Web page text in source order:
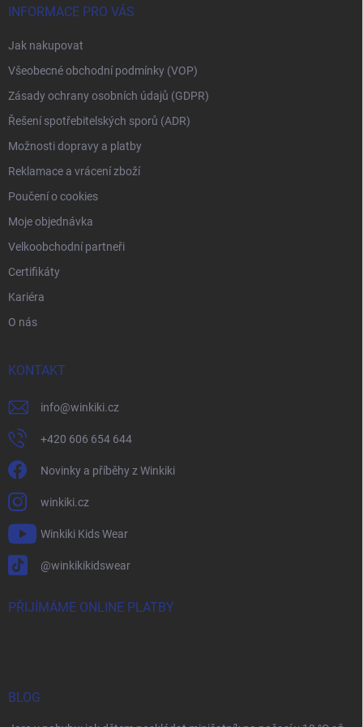
INFORMACE PRO VÁS
Jak nakupovat
Všeobecné obchodní podmínky (VOP)
Zásady ochrany osobních údajů (GDPR)
Řešení spotřebitelských sporů (ADR)
Možnosti dopravy a platby
Reklamace a vrácení zboží
Poučení o cookies
Moje objednávka
Velkoobchodní partneři
Certifikáty
Kariéra
O nás
KONTAKT
info@winkiki.cz
+420 606 654 644
Novinky a příběhy z Winkiki
winkiki.cz
Winkiki Kids Wear
@winkikikidswear
PŘIJÍMÁME ONLINE PLATBY
BLOG